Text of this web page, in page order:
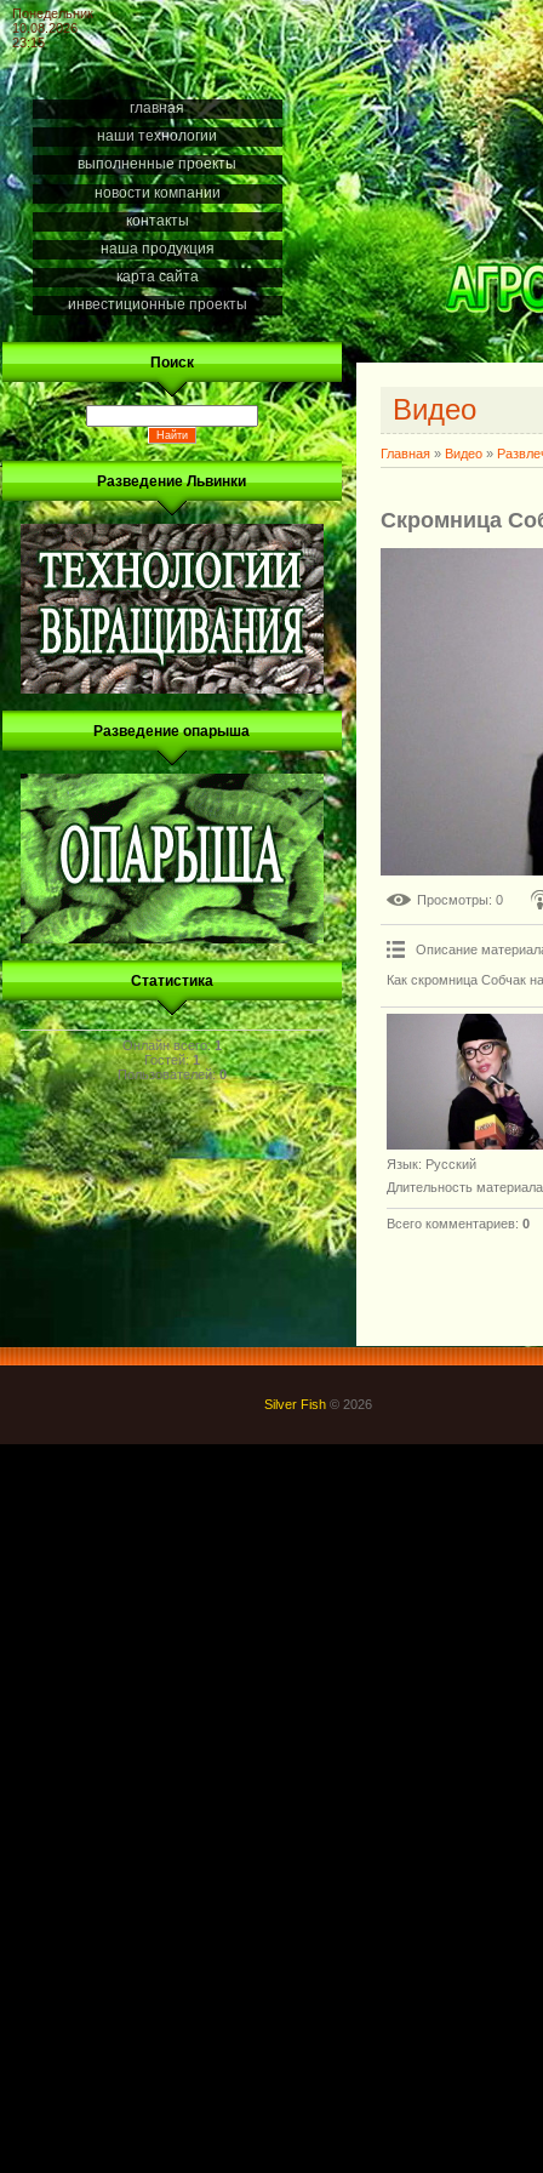
Понедельник
10.08.2026
23:15
главная
наши технологии
выполненные проекты
новости компании
контакты
наша продукция
карта сайта
инвестиционные проекты
Поиск
Разведение Львинки
Разведение опарыша
Статистика
Онлайн всего:1
Гостей:1
Пользователей:0
Видео
Главная » Видео »
Скромница
Просмотры: 0
Описание
Как скромница Собчак
Язык: Русский
Длительность материала
Всего комментариев: 0
Silver Fish © 2026